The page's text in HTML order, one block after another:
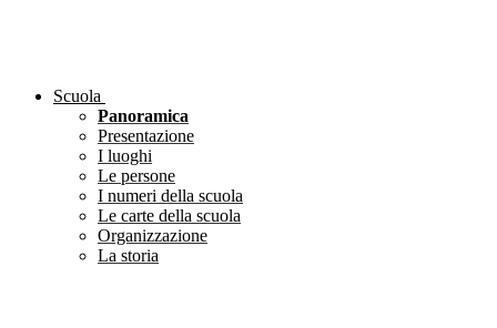
Scuola
Panoramica
Presentazione
I luoghi
Le persone
I numeri della scuola
Le carte della scuola
Organizzazione
La storia